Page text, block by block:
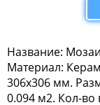
Название:
Материал:
306х306 мм.
0.094 м2. Кол-во